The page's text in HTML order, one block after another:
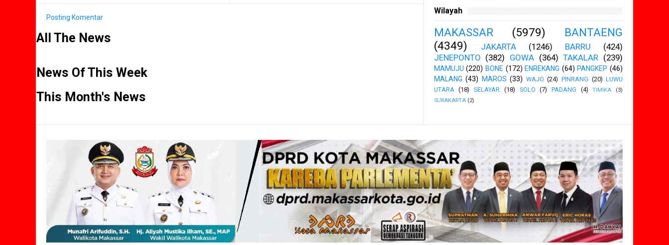
Posting Komentar
All The News
News Of This Week
This Month's News
Wilayah
MAKASSAR (5979)
BANTAENG
(4349)
JAKARTA (1246) BARRU
(424)
JENEPONTO (382) GOWA (364) TAKALAR (239)
MAMUJU (220) BONE (172) ENREKANG (64) PANGKEP (46)
MALANG (43) MAROS (33) WAJO (24) PINRANG (20) LUWU
UTARA (18) SELAYAR (18) SOLO (7) PADANG (4) TIMIKA
(3)
SURAKARTA (2)